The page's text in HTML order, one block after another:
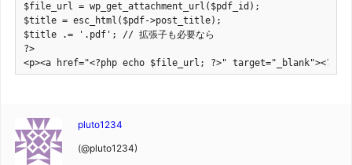
$file_url = wp_get_attachment_url($pdf_id);
$title = esc_html($pdf->post_title);
$title .= '.pdf'; // 拡張子も必要なら
?>
<p><a href="<?php echo $file_url; ?>"
pluto1234
(@pluto1234)